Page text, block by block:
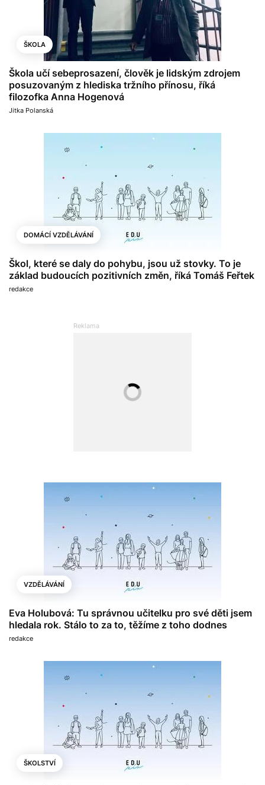
ŠKOLA
Škola učí sebeprosazení, člověk je lidským zdrojem
posuzovaným z hlediska tržního přínosu, říká
filozofka Anna Hogenová
Jitka Polanská
DOMÁCÍ VZDĚLÁVÁNÍ
Škol, které se daly do pohybu, jsou už stovky. To je
základ budoucích pozitivních změn, říká Tomáš Feřtek
redakce
VZDĚLÁVÁNÍ
Eva Holubová: Tu správnou učitelku pro své děti jsem
hledala rok. Stálo to za to, těžíme z toho dodnes
redakce
ŠKOLSTVÍ